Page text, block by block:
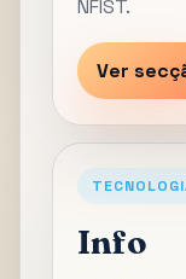
NFIST.
Ver
Info